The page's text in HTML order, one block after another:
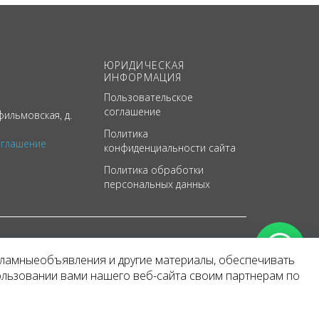
д.
ЮРИДИЧЕСКАЯ
ИНФОРМАЦИЯ
Пользовательское
соглашение
Политика
конфиденциальности сайта
Политика обработки
персональных данных
и другие материалы, обеспечивать
вами нашего веб-сайта своим партнерам по